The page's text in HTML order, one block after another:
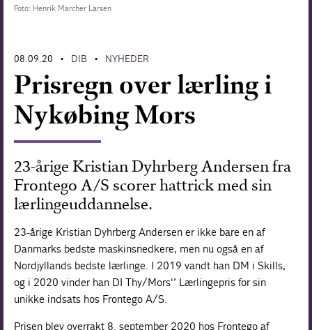
Foto: Henrik Marcher Larsen
08.09.20 • DIB • NYHEDER
Prisregn over lærling i
Nykøbing Mors
23-årige Kristian Dyhrberg Andersen fra
Frontego A/S scorer hattrick med sin
lærlingeuddannelse.
23-årige Kristian Dyhrberg Andersen er ikke bare en af
Danmarks bedste maskinsnedkere, men nu også en af
Nordjyllands bedste lærlinge. I 2019 vandt han DM i Skills,
og i 2020 vinder han DI Thy/Mors'’ Lærlingepris for sin
unikke indsats hos Frontego A/S.
Prisen blev overrakt 8. september 2020 hos Frontego af